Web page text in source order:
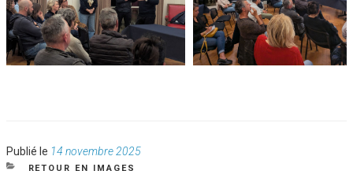
Publié le Publié
le
14 novembre 2025
CATÉGORIES
RETOUR EN IMAGES